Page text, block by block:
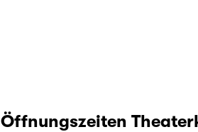
Öffnungszeiten